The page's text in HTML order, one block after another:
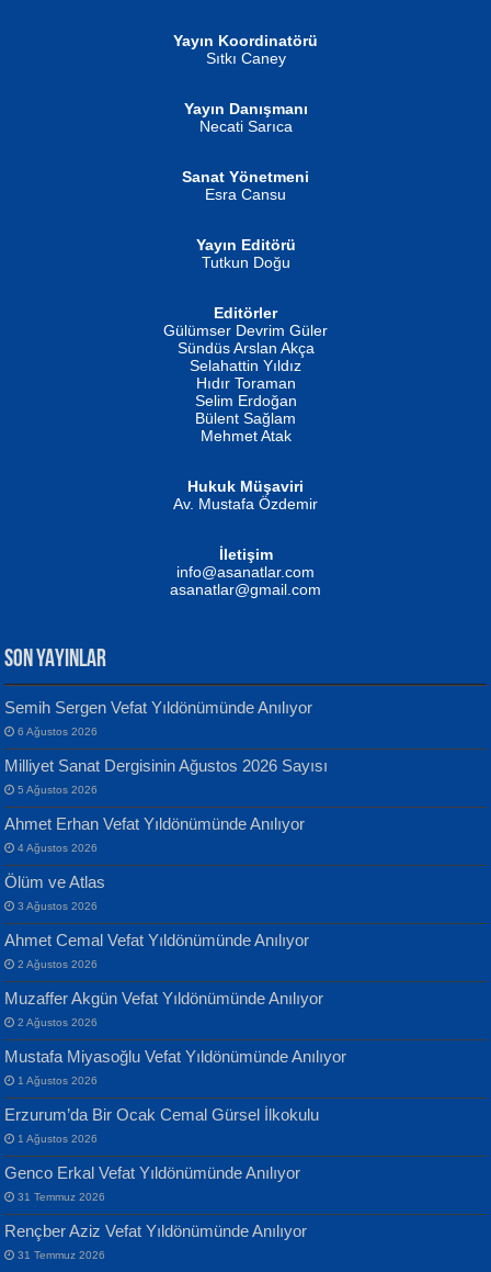
İSMAİL OKUTAN
Erkeklerin Kahrolması Ne Demektir
MUSTAFA KELOĞLU
Yarına İz Bırakmak...
ATİLLA ÖZEN
Sultan Olmadan Önce Eyüp...
EKREM KARABABA
Evvel Zaman Tanrıçası...
Yılmaz Ekinci
Geceye Söylenen...
Banu Sancak
Defterimden İçeri...
İsmail Aydos
İnkisar...
Yayın Koordinatörü
Sıtkı Caney
Yayın Danışmanı
Necati Sarıca
Sanat Yönetmeni
Esra Cansu
Yayın Editörü
Tutkun Doğu
Editörler
Gülümser Devrim Güler
Sündüs Arslan Akça
Selahattin Yıldız
Hıdır Toraman
Selim Erdoğan
Bülent Sağlam
Mehmet Atak
Hukuk Müşaviri
Av. Mustafa Özdemir
İletişim
info@asanatlar.com
asanatlar@gmail.com
SON YAYINLAR
Semih Sergen Vefat Yıldönümünde Anılıyor
6 Ağustos 2026
Milliyet Sanat Dergisinin Ağustos 2026 Sayısı
5 Ağustos 2026
Ahmet Erhan Vefat Yıldönümünde Anılıyor
4 Ağustos 2026
Ölüm ve Atlas
3 Ağustos 2026
Ahmet Cemal Vefat Yıldönümünde Anılıyor
2 Ağustos 2026
Muzaffer Akgün Vefat Yıldönümünde Anılıyor
2 Ağustos 2026
Mustafa Miyasoğlu Vefat Yıldönümünde Anılıyor
1 Ağustos 2026
Erzurum’da Bir Ocak Cemal Gürsel İlkokulu
1 Ağustos 2026
Genco Erkal Vefat Yıldönümünde Anılıyor
31 Temmuz 2026
Rençber Aziz Vefat Yıldönümünde Anılıyor
31 Temmuz 2026